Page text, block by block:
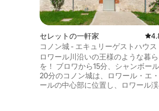
セレットの一軒家 レ
コノン城 - エキュリーゲストハウス
ロワール川沿いの王様のような暮
を！ ブロワから15分、シャンボールから
20分のコノン城は、ロワール・エ
ールの中心部に位置し、ロワール